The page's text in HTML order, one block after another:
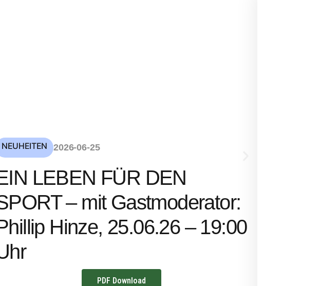
NEUHEITEN 2026-06-25
LEBEN FÜR DEN
– mit Gastmoderator:
Hinze, 25.06.26 – 19:00
PDF Download